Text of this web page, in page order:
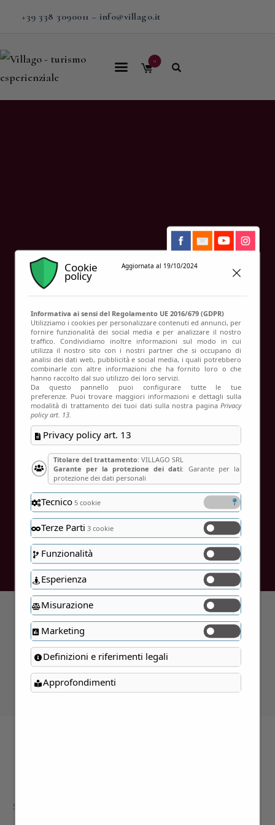
+39 338 3090011 – info@villago.it
0
Verifica disponibilità
Home Verifica disponibilità
Home
Magazine
Contatti
Errore:
trovato.
Siamo a disposizione per approfondire i
Cookie
policy
Aggiornata al 19/10/2024
Informativa ai sensi del Regolamento UE 2016/679 (GDPR)
Utilizziamo i cookies per personalizzare contenuti ed annunci, per
fornire funzionalità dei social media e per analizzare il nostro
traffico. Condividiamo inoltre informazioni sul modo in cui
utilizza il nostro sito con i nostri partner che si occupano di
analisi dei dati web, pubblicità e social media, i quali potrebbero
combinarle con altre informazioni che ha fornito loro o che
hanno raccolto dal suo utilizzo dei loro servizi.
Da questo pannello puoi configurare tutte le tue
preferenze. Puoi trovare maggiori informazioni e dettagli sulla
modalità di trattamento dei tuoi dati sulla nostra paginaPrivacy
policy art. 13.
Privacy policy art. 13
Titolare del trattamento: VILLAGO SRL
Garante per la protezione dei dati: Garante per la
protezione dei dati personali
Tecnico5 cookie
Terze Parti 3 cookie
Funzionalità
Esperienza
Misurazione
Marketing
Definizioni e riferimenti legali
Approfondimenti